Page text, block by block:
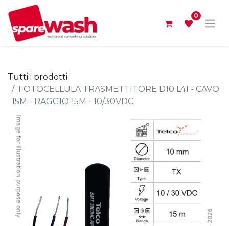
0
Tutti i prodotti
FOTOCELLULA TRASMETTITORE D10 L41 - CAVO
15M - RAGGIO 15M - 10/30VDC